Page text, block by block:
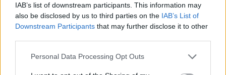
IAB’s list of downstream participants. This information may
also be disclosed by us to third parties on the IAB’s List of
Downstream Participants that may further disclose it to other
Personal Data Processing Opt Outs